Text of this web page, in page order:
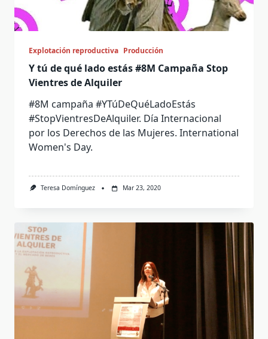
Explotación reproductiva Producción
Y tú de qué lado estás #8M Campaña Stop
Vientres de Alquiler
#8M campaña #YTúDeQuéLadoEstás
#StopVientresDeAlquiler. Día Internacional
por los Derechos de las Mujeres. International
Women's Day.
Teresa Domínguez Mar 23, 2020